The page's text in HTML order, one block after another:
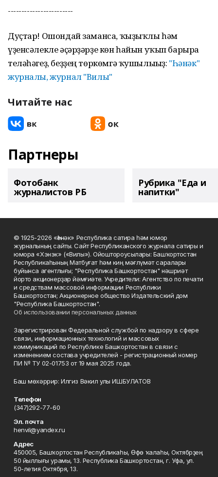
------------------------
Дуҫтар! Ошондай заманса, ҡыҙыҡлы һәм
үҙенсәлекле әҫәрҙәрҙе көн һайын уҡып барырға
теләһәгеҙ, беҙҙең төркөмгә ҡушылығыҙ: "Һәнәк"
журналы, журнал "Вилы"
Читайте нас
Партнеры
Фотобанк
журналистов РБ
Рубрика "Еда и
напитки"
© 1925-2026 «Һәнәк» Республика сатира һәм юмор
журналының сайты. Сайт Республиканского журнала сатиры и
юмора «Хэнэк» («Вилы»). Ойоштороусылары: Башҡортостан
Республикаһының Матбуғат һәм киң мәғлүмәт саралары
буйынса агентлығы; "Республика Башкортостан" нәшриәт
йорто акционерҙар йәмғиәте. Учредители: Агентство по печати
и средствам массовой информации Республики
Башкортостан; Акционерное общество Издательский дом
"Республика Башкортостан".
Об использовании персональных данных
Зарегистрирован Федеральной службой по надзору в сфере
связи, информационных технологий и массовых
коммуникаций по Республике Башкортостан в связи с
изменением состава учредителей - регистрационный номер
ПИ № ТУ 02-01753 от 19 мая 2025 года.
Баш мөхәррир: Илгиз Вәкил улы ИШБУЛАТОВ
Телефон
(347)292-77-60
Эл. почта
henvil@yandex.ru
Адрес
450005, Башҡортостан Республикаһы, Өфө ҡалаһы, Октябрҙең
50 йыллығы урамы, 13. Республика Башкортостан, г. Уфа, ул.
50-летия Октября, 13.